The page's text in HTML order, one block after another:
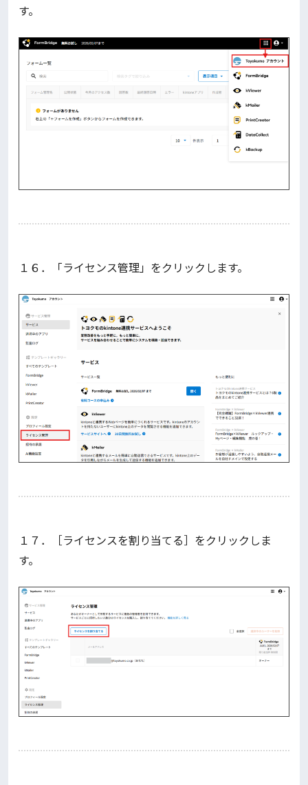
す。
１６．「ライセンス管理」をクリックします。
１７．［ライセンスを割り当てる］をクリックしま
す。